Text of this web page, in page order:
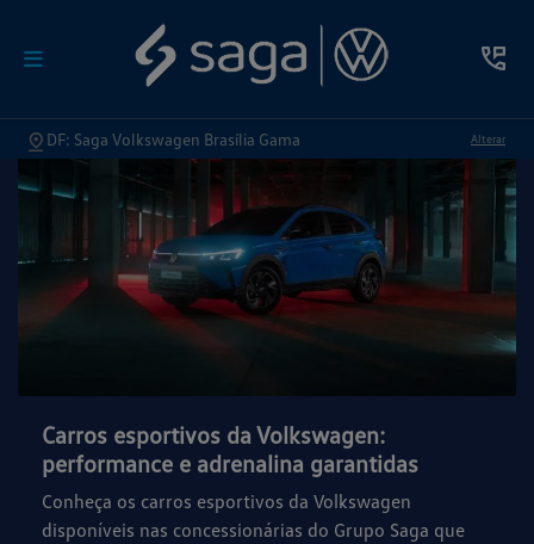
DF: Saga Volkswagen Brasília Gama Alterar
Carros esportivos da Volkswagen:
performance e adrenalina garantidas
Conheça os carros esportivos da Volkswagen
disponíveis nas concessionárias do Grupo Saga que